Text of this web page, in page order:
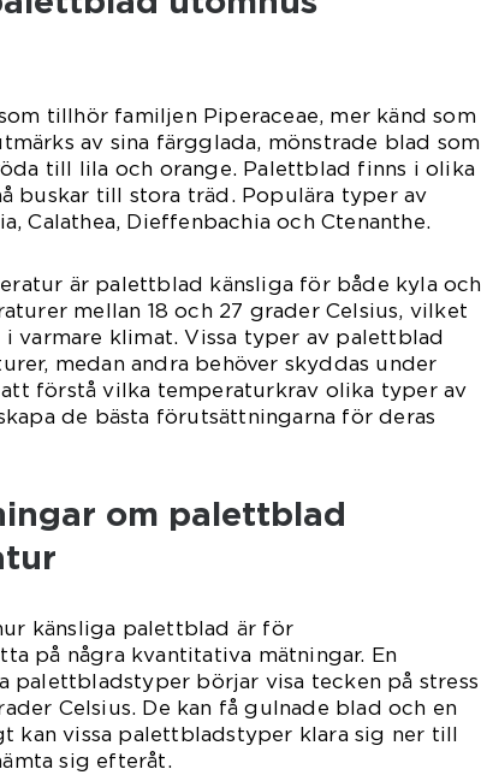
tillhör familjen Piperaceae, mer känd som
av sina färgglada, mönstrade blad som
till lila och orange. Palettblad finns i olika
buskar till stora träd. Populära typer av
Calathea, Dieffenbachia och Ctenanthe.
är palettblad känsliga för både kyla och
mellan 18 och 27 grader Celsius, vilket
varmare klimat. Vissa typer av palettblad
medan andra behöver skyddas under
förstå vilka temperaturkrav olika typer av
de bästa förutsättningarna för deras
om palettblad
känsliga palettblad är för
på några kvantitativa mätningar. En
palettbladstyper börjar visa tecken på stress
Celsius. De kan få gulnade blad och en
kan vissa palettbladstyper klara sig ner till
sig efteråt.